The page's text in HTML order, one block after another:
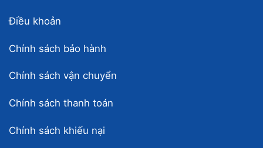
Điều khoản
Chính sách bảo hành
Chính sách vận chuyển
Chính sách thanh toán
Chính sách khiếu nại